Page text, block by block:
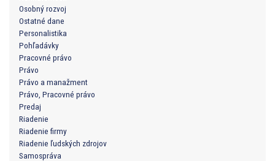
Osobný rozvoj
Ostatné dane
Personalistika
Pohľadávky
Pracovné právo
Právo
Právo a manažment
Právo, Pracovné právo
Predaj
Riadenie
Riadenie firmy
Riadenie ľudských zdrojov
Samospráva